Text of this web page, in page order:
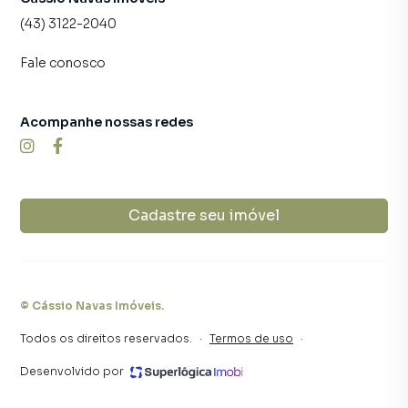
(43) 3122-2040
Fale conosco
Cadastre seu imóvel
Acompanhe nossas redes
© Cássio Navas Imóveis.
Todos os direitos reservados. · Termos de uso ·
Desenvolvido por